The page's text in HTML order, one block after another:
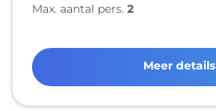
Max. aantal pers. 2
Meer details